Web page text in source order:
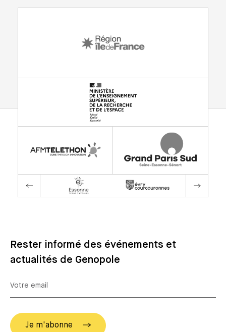
Rester informé des événements et
actualités de Genopole